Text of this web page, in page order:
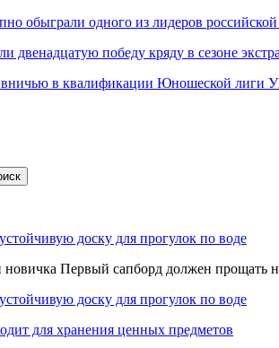
обыграли одного из лидеров
двенадцатую победу кряду в сезоне
в квалификации Юношеской лиги
доску для прогулок по воде
новичка Первый сапборд должен
доску для прогулок по воде
для хранения ценных предметов